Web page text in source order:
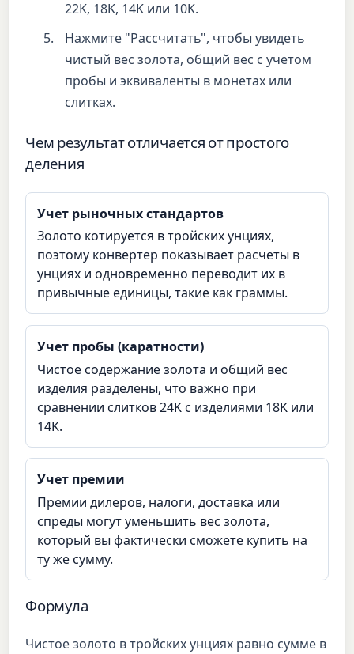
22K, 18K, 14K или 10K.
Нажмите "Рассчитать", чтобы увидеть
чистый вес золота, общий вес с учетом
пробы и эквиваленты в монетах или
слитках.
Чем результат отличается от простого
деления
Учет рыночных стандартов
Золото котируется в тройских унциях,
поэтому конвертер показывает расчеты в
унциях и одновременно переводит их в
привычные единицы, такие как граммы.
Учет пробы (каратности)
Чистое содержание золота и общий вес
изделия разделены, что важно при
сравнении слитков 24K с изделиями 18K или
14K.
Учет премии
Премии дилеров, налоги, доставка или
спреды могут уменьшить вес золота,
который вы фактически сможете купить на
ту же сумму.
Формула
Чистое золото в тройских унциях равно сумме в